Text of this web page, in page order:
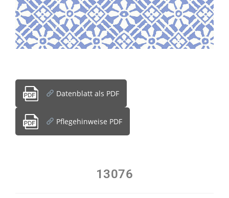
Datenblatt als PDF
Pflegehinweise PDF
13076